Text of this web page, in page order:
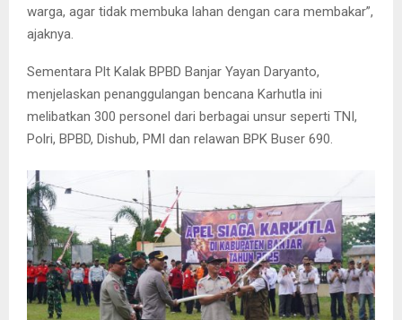
warga, agar tidak membuka lahan dengan cara membakar”,
ajaknya.
Sementara Plt Kalak BPBD Banjar Yayan Daryanto,
menjelaskan penanggulangan bencana Karhutla ini
melibatkan 300 personel dari berbagai unsur seperti TNI,
Polri, BPBD, Dishub, PMI dan relawan BPK Buser 690.